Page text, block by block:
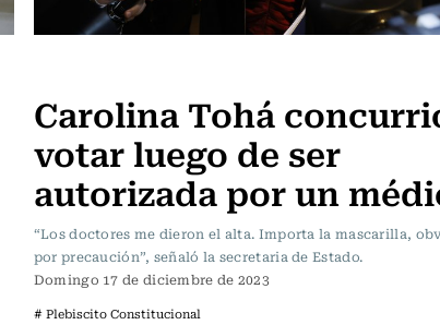
Carolina Tohá
votar luego de ser
autorizada por un
“Los doctores me dieron el alta. Importa la mascarilla,
por precaución”, señaló la secretaria de Estado.
Domingo 17 de diciembre de 2023
# Plebiscito Constitucional